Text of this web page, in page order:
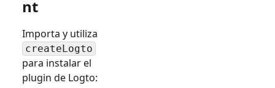
nt
Importa y utiliza
createLogto
para instalar el
plugin de Logto: